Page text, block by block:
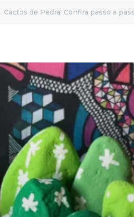
de Pedra! Confira passo a